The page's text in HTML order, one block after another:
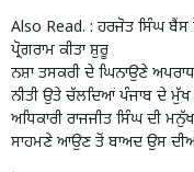
Also Read. : ਹਰਜੋਤ ਸਿੰਘ ਬੈਂਸ
ਪ੍ਰੋਗਰਾਮ ਕੀਤਾ ਸ਼ੁਰੂ
ਨਸ਼ਾ ਤਸਕਰੀ ਦੇ ਘਿਨਾਉਣੇ
ਨੀਤੀ ਉਤੇ ਚੱਲਦਿਆਂ ਪੰਜਾਬ ਦੇ ਮੁੱਖ
ਅਧਿਕਾਰੀ ਰਾਜਜੀਤ ਸਿੰਘ ਦੀ
ਸਾਹਮਣੇ ਆਉਣ ਤੋਂ ਬਾਅਦ ਉਸ ਦੀਆਂ